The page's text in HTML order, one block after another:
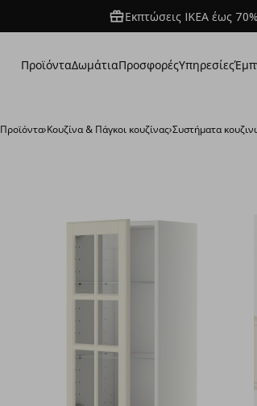
Εκπτώσεις IKEA έως
ΠροϊόνταΔωμάτιαΠροσφορέςΥπηρεσίες
Προϊόντα›Κουζίνα & Πάγκοι κουζίνας›Συστήματα